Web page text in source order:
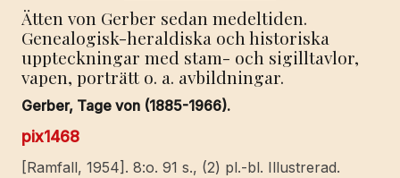
Ätten von Gerber sedan medeltiden.
Genealogisk-heraldiska och historiska
uppteckningar med stam- och sigilltavlor,
vapen, porträtt o. a. avbildningar.
Gerber, Tage von (1885-1966).
pix1468
[Ramfall, 1954]. 8:o. 91 s., (2) pl.-bl. Illustrerad.